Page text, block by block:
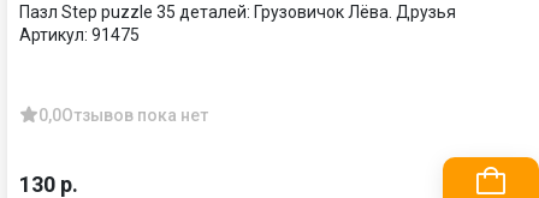
Пазл Step puzzle 35 деталей: Грузовичок Лёва. Друзья
Артикул: 91475
0,0Отзывов пока нет
130 р.